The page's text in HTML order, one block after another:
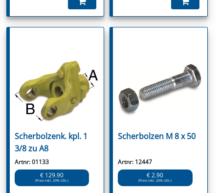
Scherbolzenk. kpl. 1
3/8 zu A8
Artnr: 01133
€ 129.90
(Preis inkl. 20% USt.)
Scherbolzen M 8 x 50
Artnr: 12447
€ 2.90
(Preis inkl. 20% USt.)